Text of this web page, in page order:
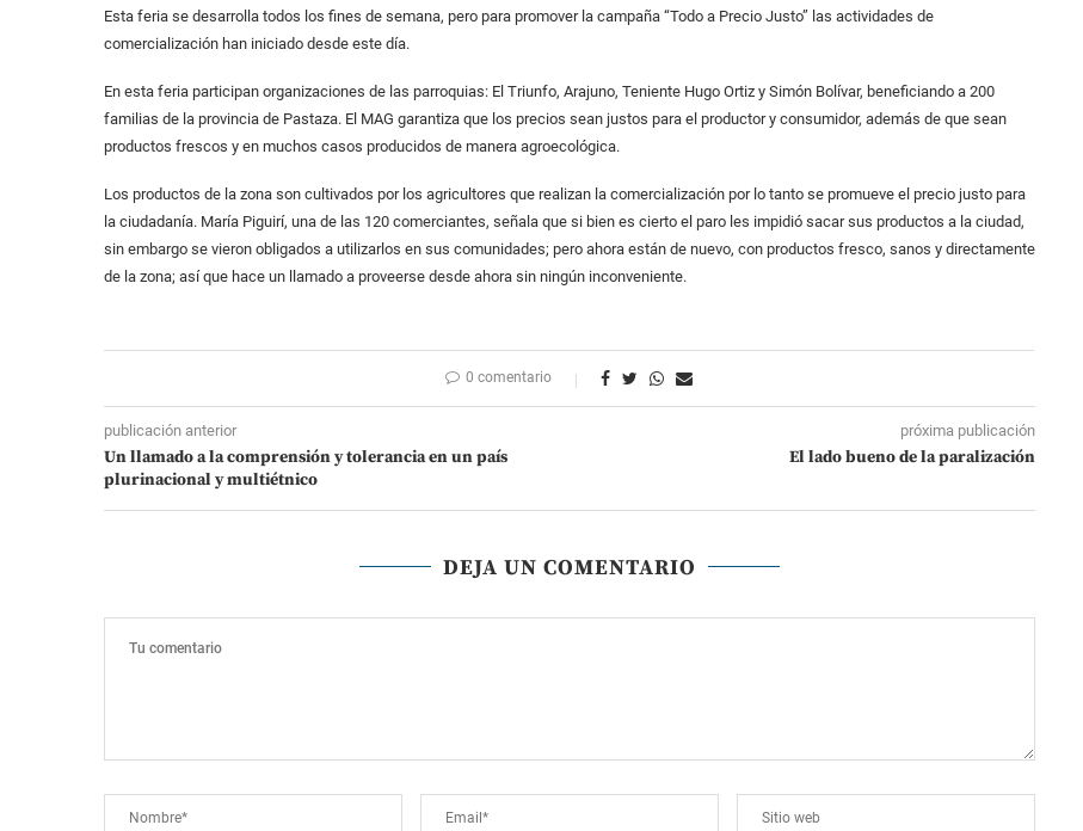
Esta feria se desarrolla todos los fines de semana, pero para promover la campaña “Todo a Precio Justo” las actividades de
comercialización han iniciado desde este día.
En esta feria participan organizaciones de las parroquias: El Triunfo, Arajuno, Teniente Hugo Ortiz y Simón Bolívar, beneficiando a 200
familias de la provincia de Pastaza. El MAG garantiza que los precios sean justos para el productor y consumidor, además de que sean
productos frescos y en muchos casos producidos de manera agroecológica.
Los productos de la zona son cultivados por los agricultores que realizan la comercialización por lo tanto se promueve el precio justo para
la ciudadanía. María Piguirí, una de las 120 comerciantes, señala que si bien es cierto el paro les impidió sacar sus productos a la ciudad,
sin embargo se vieron obligados a utilizarlos en sus comunidades; pero ahora están de nuevo, con productos fresco, sanos y directamente
de la zona; así que hace un llamado a proveerse desde ahora sin ningún inconveniente.
0 comentario
publicación anterior
Un llamado a la comprensión y tolerancia en un país
plurinacional y multiétnico
próxima publicación
El lado bueno de la paralización
DEJA UN COMENTARIO